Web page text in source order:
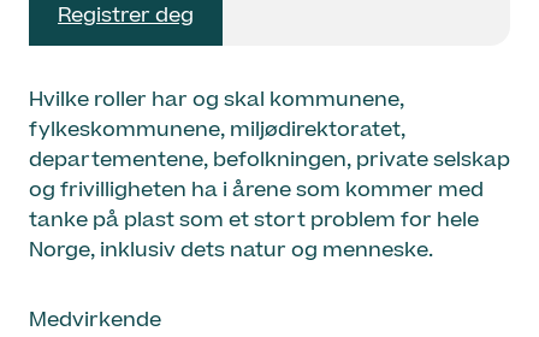
Registrer deg
Hvilke roller har og skal kommunene,
fylkeskommunene, miljødirektoratet,
departementene, befolkningen, private selskap
og frivilligheten ha i årene som kommer med
tanke på plast som et stort problem for hele
Norge, inklusiv dets natur og menneske.
Medvirkende